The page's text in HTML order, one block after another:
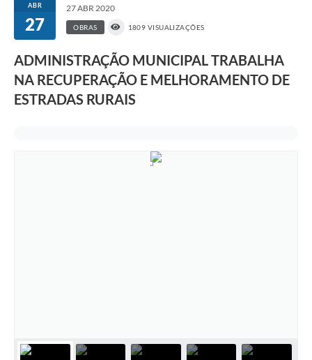
ABR
27
27 ABR 2020
OBRAS 1809 VISUALIZAÇÕES
ADMINISTRAÇÃO MUNICIPAL TRABALHA
NA RECUPERAÇÃO E MELHORAMENTO DE
ESTRADAS RURAIS